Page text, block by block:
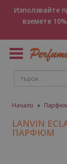
Използвайте
вземете
Toggle
navigation
Начало »
LANVIN
ПАРФЮМ